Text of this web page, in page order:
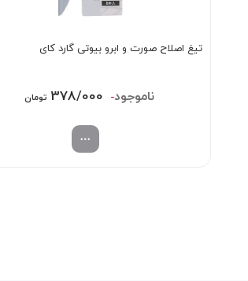
تیغ اصلاح صورت و ابرو بیوتی گارد کای
438/000
قیمت
بود.
378/000 تومانقیمت